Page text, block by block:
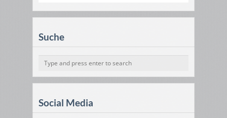
Suche
Social Media